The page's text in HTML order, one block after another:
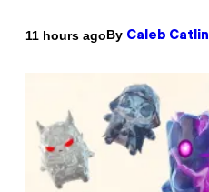
11 hours agoBy Caleb Catlin